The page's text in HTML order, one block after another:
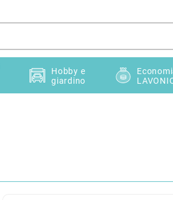
Hobby e
giardino